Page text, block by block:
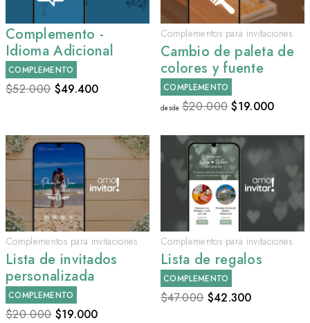
Complemento -
Idioma Adicional
COMPLEMENTO
$52.000$49.400
Complementos para invitaciones
Cambio de paleta de
colores y fuente
COMPLEMENTO
desde $20.000$19.000
Complementos para invitaciones
Lista de invitados
personalizada
COMPLEMENTO
$20.000$19.000
Complementos para invitaciones
Lista de regalos
COMPLEMENTO
$47.000$42.300